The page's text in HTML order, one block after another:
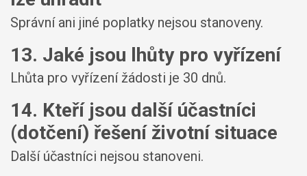
Správní ani jiné poplatky nejsou stanoveny.
13. Jaké jsou lhůty pro vyřízení
Lhůta pro vyřízení žádosti je 30 dnů.
14. Kteří jsou další účastníci
(dotčení) řešení životní situace
Další účastníci nejsou stanoveni.